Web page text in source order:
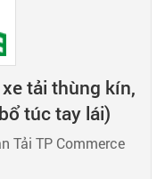
tải thùng kín,
túc tay lái)
Tải TP Commerce